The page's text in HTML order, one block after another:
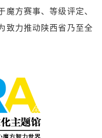
魔方赛事、等级评定、
致力推动陕西省乃至全